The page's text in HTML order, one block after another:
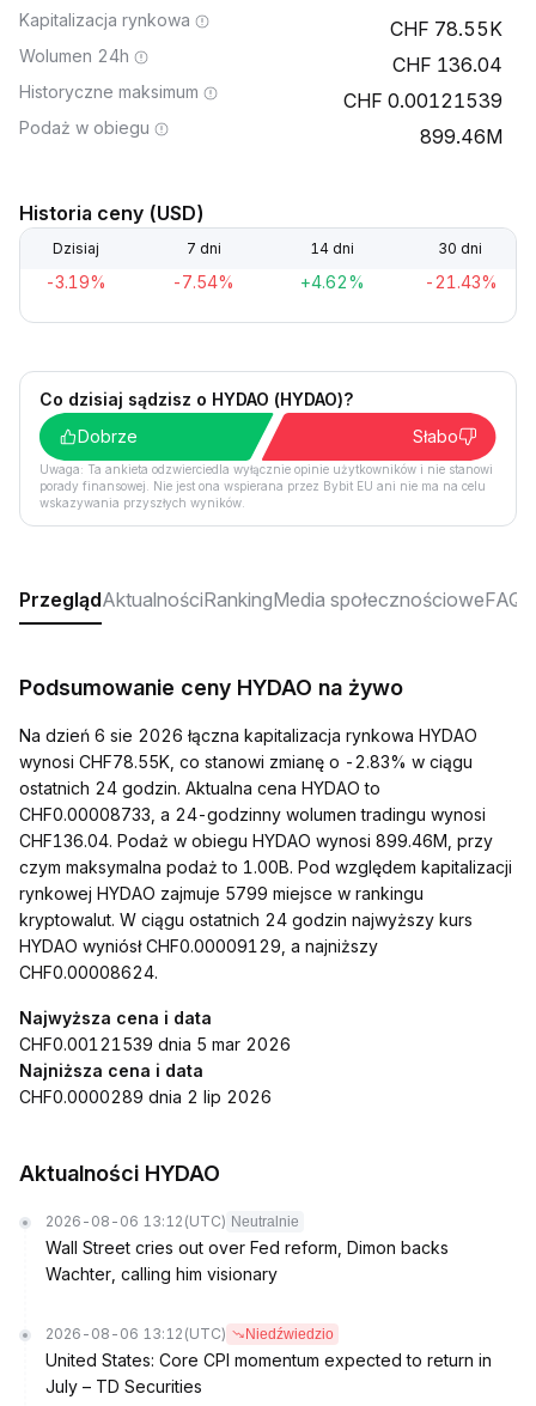
Kapitalizacja rynkowa 78.55K
Wolumen 24h 136.04
Historyczne maksimum 0.00121539
Podaż w obiegu 899.46M
Historia ceny (USD)
Dzisiaj 7 dni 14 dni 30 dni
-3.19% -7.54% +4.62% -21.43%
Co dzisiaj sądzisz o HYDAO (HYDAO)?
Dobrze
Słabo
Uwaga: Ta ankieta odzwierciedla wyłącznie opinie użytkowników i nie stanowi
porady finansowej. Nie jest ona wspierana przez Bybit EU ani nie ma na celu
wskazywania przyszłych wyników.
PrzeglądAktualnościRankingMedia społecznościoweFAQ
Podsumowanie ceny HYDAO na żywo
Na dzień 6 sie 2026 łączna kapitalizacja rynkowa HYDAO
wynosi CHF78.55K, co stanowi zmianę o -2.83% w ciągu
ostatnich 24 godzin. Aktualna cena HYDAO to
CHF0.00008733, a 24-godzinny wolumen tradingu wynosi
CHF136.04. Podaż w obiegu HYDAO wynosi 899.46M, przy
czym maksymalna podaż to 1.00B. Pod względem kapitalizacji
rynkowej HYDAO zajmuje 5799 miejsce w rankingu
kryptowalut. W ciągu ostatnich 24 godzin najwyższy kurs
HYDAO wyniósł CHF0.00009129, a najniższy
CHF0.00008624.
Najwyższa cena i data
CHF0.00121539 dnia 5 mar 2026
Najniższa cena i data
CHF0.0000289 dnia 2 lip 2026
Aktualności HYDAO
2026-08-06 13:12 (UTC) Neutralnie
Wall Street cries out over Fed reform, Dimon backs
Wachter, calling him visionary
2026-08-06 13:12 (UTC) Niedźwiedzio
United States: Core CPI momentum expected to return in
July – TD Securities